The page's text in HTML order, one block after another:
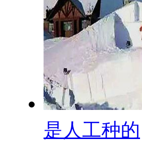
是人工种的